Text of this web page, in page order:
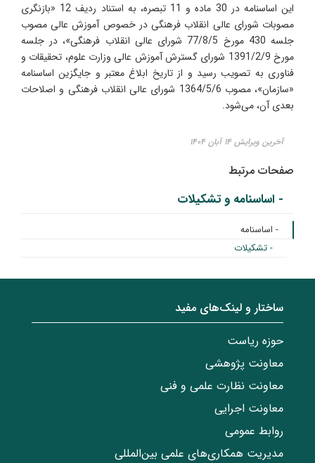
این اساسنامه در 30 ماده و 11 تبصره، به استناد ردیف 12 «بازنگری
مصوبات شورای عالی انقلاب فرهنگی در خصوص آموزش عالی مصوب
جلسه 430 مورخ 77/8/5 شورای عالی انقلاب فرهنگی»، در جلسه
مورخ 1391/2/9 شورای گسترش آموزش عالی وزارت علوم، تحقیقات و
فناوری به تصویب رسید و از تاریخ ابلاغ معتبر و جایگزین اساسنامه
«سازمان»، مصوب 1364/5/6 شورای عالی انقلاب فرهنگی و اصلاحات
بعدی آن، می‌شود.
آخرین ویرایش ۱۴ آبان ۱۴۰۴
صفحات مرتبط
- اساسنامه و تشکیلات
- اساسنامه
- تشکیلات
ساختار‌‌ و‌‌ لینک‌های مفید
حوزه ریاست
معاونت پژوهشی
معاونت نظارت علمی و فنی
معاونت اجرایی
روابط عمومی
مدیریت همکاری‌های علمی بین‌المللی